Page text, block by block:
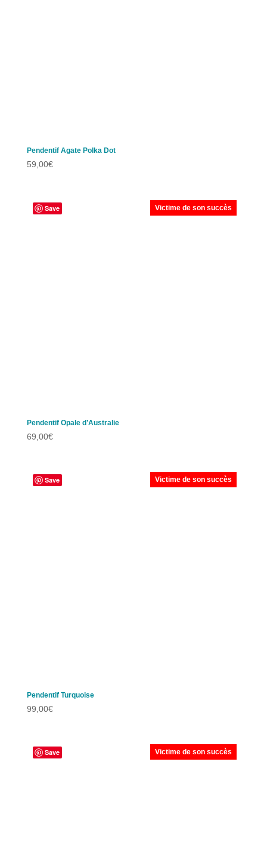
Pendentif Agate Polka Dot
59,00€
Save Victime de son succès
Pendentif Opale d’Australie
69,00€
Save Victime de son succès
Pendentif Turquoise
99,00€
Save Victime de son succès